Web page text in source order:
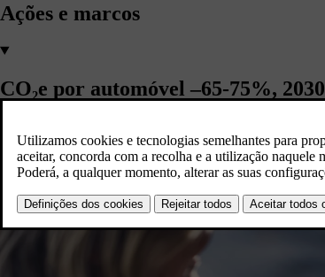
Ações e marcos
CO₂e por automóvel –65-75%, 2030